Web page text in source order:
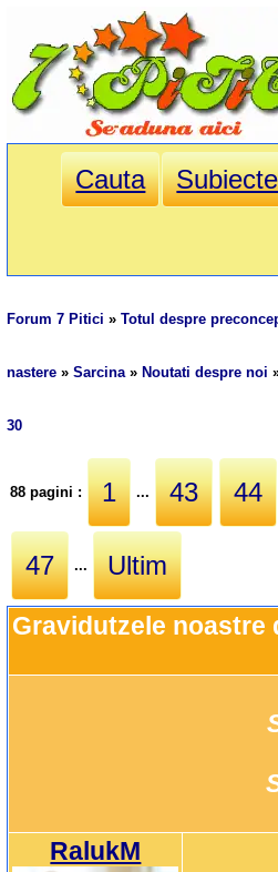
Cauta
Forum 7 Pitici »Totul despre
nastere »Sarcina» Noutati despre noi
30
88 pagini : 1 ... 43 44
47 ... Ultim
Gravidutzele noastre
RalukM